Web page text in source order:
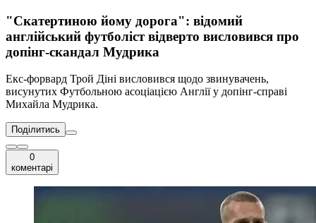
"Скатертиною йому дорога": відомий
англійський футболіст відверто висловився про
допінг-скандал Мудрика
Екс-форвард Трой Діні висловився щодо звинувачень,
висунутих Футбольною асоціацією Англії у допінг-справі
Михайла Мудрика.
Поділитись
0
коментарі